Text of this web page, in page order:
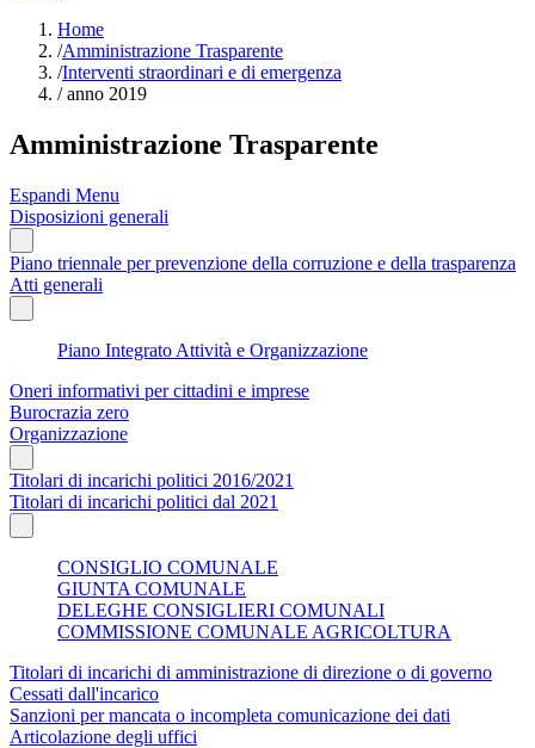
Home
/Amministrazione Trasparente
/Interventi straordinari e di emergenza
/anno 2019
Amministrazione Trasparente
Espandi Menu
Disposizioni generali
Piano triennale per prevenzione della corruzione e della trasparenza
Atti generali
Piano Integrato Attività e Organizzazione
Oneri informativi per cittadini e imprese
Burocrazia zero
Organizzazione
Titolari di incarichi politici 2016/2021
Titolari di incarichi politici dal 2021
CONSIGLIO COMUNALE
GIUNTA COMUNALE
DELEGHE CONSIGLIERI COMUNALI
COMMISSIONE COMUNALE AGRICOLTURA
Titolari di incarichi di amministrazione di direzione o di governo
Cessati dall'incarico
Sanzioni per mancata o incompleta comunicazione dei dati
Articolazione degli uffici